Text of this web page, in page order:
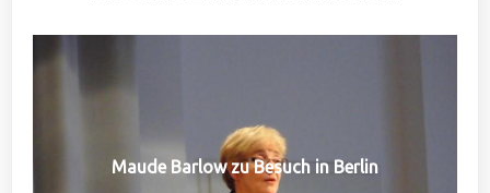
Maude Barlow zu Besuch in Berlin